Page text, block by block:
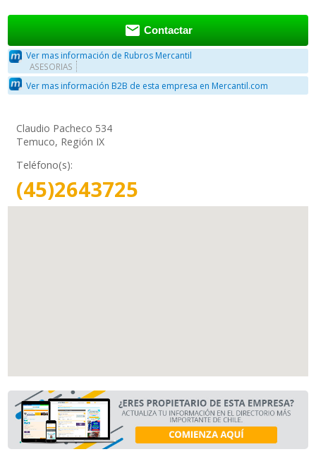
 Contactar
Ver mas información de Rubros Mercantil
ASESORIAS
Ver mas información B2B de esta empresa en Mercantil.com
Claudio Pacheco 534
Temuco, Región IX
Teléfono(s):
(45)2643725